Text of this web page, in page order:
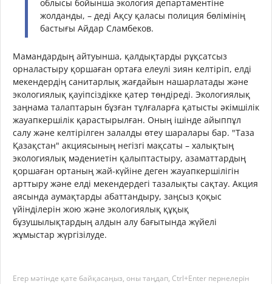
облысы бойынша экология департаментіне
жолданды, – деді Ақсу қаласы полиция бөлімінің
бастығы Айдар Сламбеков.
Мамандардың айтуынша, қалдықтарды рұқсатсыз
орналастыру қоршаған ортаға елеулі зиян келтіріп, елді
мекендердің санитарлық жағдайын нашарлатады және
экологиялық қауіпсіздікке қатер төндіреді. Экологиялық
заңнама талаптарын бұзған тұлғаларға қатысты әкімшілік
жауапкершілік қарастырылған. Оның ішінде айыппұл
салу және келтірілген залалды өтеу шаралары бар. "Таза
Қазақстан" акциясының негізгі мақсаты – халықтың
экологиялық мәдениетін қалыптастыру, азаматтардың
қоршаған ортаның жай-күйіне деген жауапкершілігін
арттыру және елді мекендердегі тазалықты сақтау. Акция
аясында аумақтарды абаттандыру, заңсыз қоқыс
үйінділерін жою және экологиялық құқық
бұзушылықтардың алдын алу бағытында жүйелі
жұмыстар жүргізілуде.
Егер мәтінде қате байқасаңыз, оны таңдап, Ctrl+Enter пернелерін